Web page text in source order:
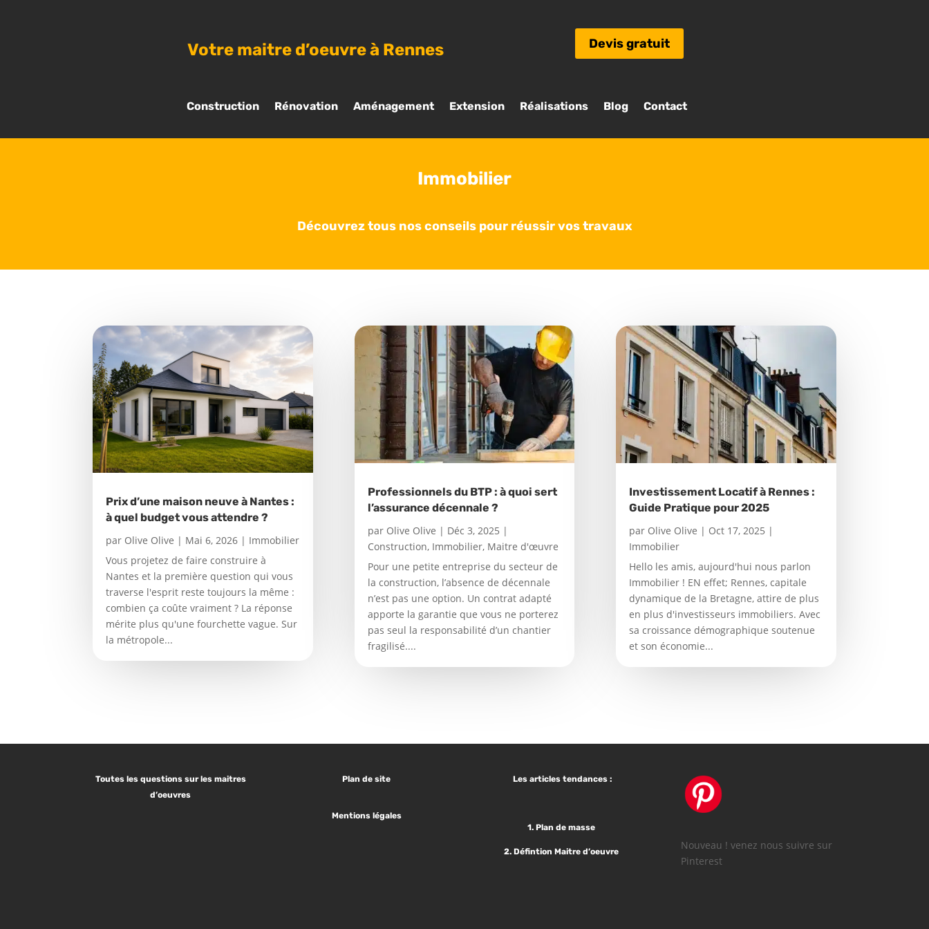
Votre maitre d’oeuvre à Rennes Devis gratuit
Construction Rénovation Aménagement Extension Réalisations Blog Contact
Immobilier
Découvrez tous nos conseils pour réussir vos travaux
Prix d’une maison neuve à Nantes :
à quel budget vous attendre ?
par Olive Olive | Mai 6, 2026 | Immobilier
Vous projetez de faire construire à
Nantes et la première question qui vous
traverse l'esprit reste toujours la même :
combien ça coûte vraiment ? La réponse
mérite plus qu'une fourchette vague. Sur
la métropole...
Professionnels du BTP : à quoi sert
l’assurance décennale ?
par Olive Olive | Déc 3, 2025 |
Construction, Immobilier, Maitre d'œuvre
Pour une petite entreprise du secteur de
la construction, l’absence de décennale
n’est pas une option. Un contrat adapté
apporte la garantie que vous ne porterez
pas seul la responsabilité d’un chantier
fragilisé....
Investissement Locatif à Rennes :
Guide Pratique pour 2025
par Olive Olive | Oct 17, 2025 |
Immobilier
Hello les amis, aujourd'hui nous parlon
Immobilier ! EN effet; Rennes, capitale
dynamique de la Bretagne, attire de plus
en plus d'investisseurs immobiliers. Avec
sa croissance démographique soutenue
et son économie...
Toutes les questions sur les maitres
d’oeuvres
Plan de site
Mentions légales
Les articles tendances :
1.Plan de masse
2.Défintion Maitre d’oeuvre
Nouveau ! venez nous suivre sur
Pinterest